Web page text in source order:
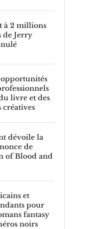
à 2 millions
de Jerry
livre et des
créatives
dévoile la
de
of Blood and
et
pour
fantasy
noirs